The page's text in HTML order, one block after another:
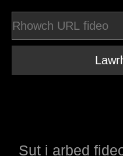
Sut i arbed